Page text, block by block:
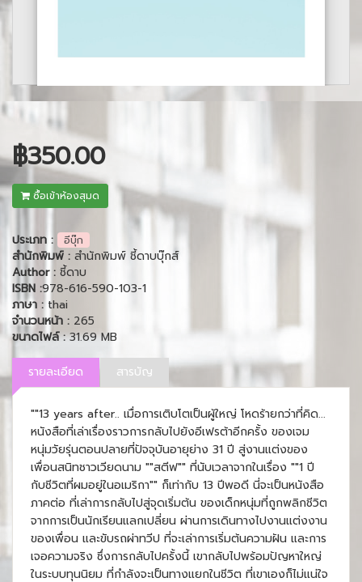
฿350.00
ซื้อเข้าห้องสุมด
ประเภท : อีบุ๊ก
สำนักพิมพ์ : สำนักพิมพ์ ชี้ดาบบุ๊กส์
Author : ชี้ดาบ
ISBN :978-616-590-103-1
ภาษา : thai
จำนวนหน้า : 265
ขนาดไฟล์ :31.69 MB
รายละเอียด สารบัญ
""13 years after.. เมื่อการเติบโตเป็นผู้ใหญ่ โหดร้ายกว่าที่คิด...
หนังสือที่เล่าเรื่องราวการกลับไปยังอีเฟรต้าอีกครั้ง ของเจม
หนุ่มวัยรุ่นตอนปลายที่ปัจจุบันอายุย่าง 31 ปี สู่งานแต่งของ
เพื่อนสนิทชาวเวียดนาม ""สตีฟ"" ที่นับเวลาจากในเรื่อง ""1 ปี
กับชีวิตที่ผมอยู่ในอเมริกา"" ก็เท่ากับ 13 ปีพอดี นี่จะเป็นหนังสือ
ภาคต่อ ที่เล่าการกลับไปสู่จุดเริ่มต้น ของเด็กหนุ่มที่ถูกพลิกชีวิต
จากการเป็นนักเรียนแลกเปลี่ยน ผ่านการเดินทางไปงานแต่งงาน
ของเพื่อน และขับรถผ่าทวีป ที่จะเล่าการเริ่มต้นความฝัน และการ
เจอความจริง ซึ่งการกลับไปครั้งนี้ เขากลับไปพร้อมปัญหาใหญ่
ในระบบทุนนิยม ที่กำลังจะเป็นทางแยกในชีวิต ที่เขาเองก็ไม่แน่ใจ